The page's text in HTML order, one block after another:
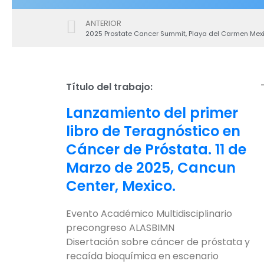
ANTERIOR
2025 Prostate Cancer Summit, Playa del Carmen
Título del trabajo:
Lanzamiento del primer
libro de Teragnóstico en
Cáncer de Próstata. 11 de
Marzo de 2025, Cancun
Center, Mexico.
Evento Académico Multidisciplinario
precongreso ALASBIMN
Disertación sobre cáncer de próstata y
recaída bioquímica en escenario